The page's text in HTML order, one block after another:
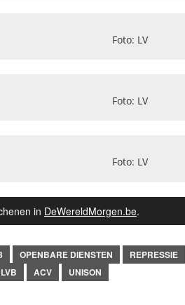
Foto: LV
Foto: LV
Foto: LV
in DeWereldMorgen.be.
OPENBARE DIENSTEN
REPRESSIE
ACV UNISON